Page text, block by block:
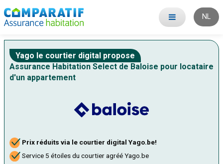
NL
Yago le courtier digital propose
Assurance Habitation Select de Baloise pour locataire
d'un appartement
Prix réduits via le courtier digital Yago.be!
Service 5 étoiles du courtier agréé Yago.be